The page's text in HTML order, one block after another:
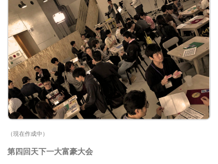
（現在作成中）
第四回天下一大富豪大会